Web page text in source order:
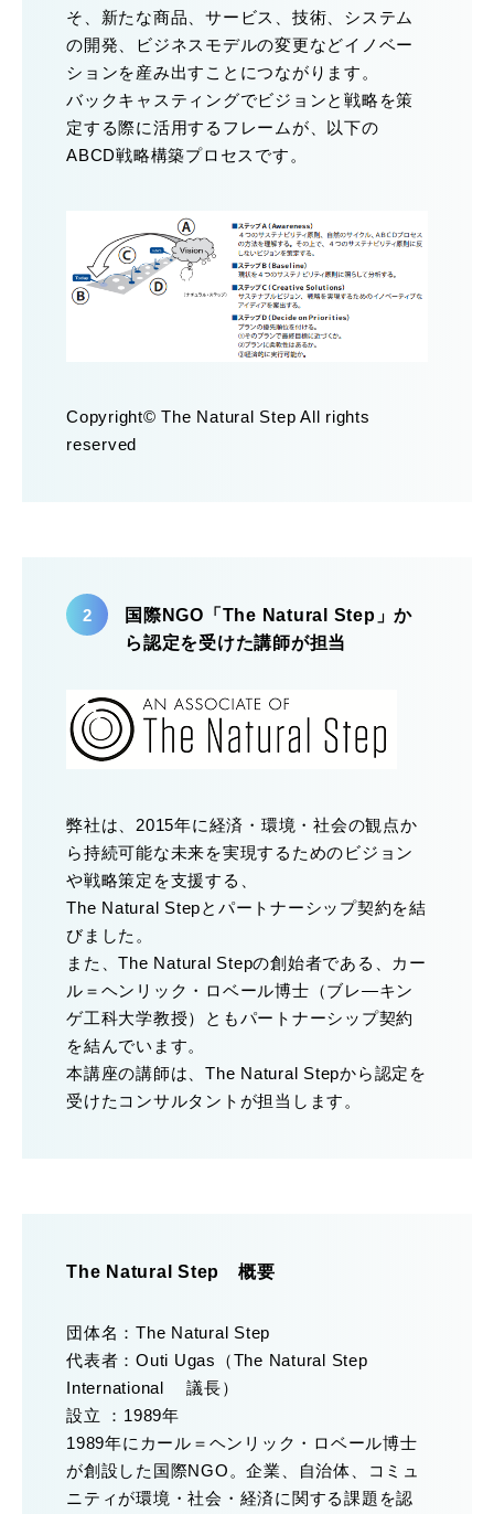
そ、新たな商品、サービス、技術、システム
の開発、ビジネスモデルの変更などイノベー
ションを産み出すことにつながります。
バックキャスティングでビジョンと戦略を策
定する際に活用するフレームが、以下の
ABCD戦略構築プロセスです。
Copyright© The Natural Step All rights
reserved
国際NGO「The Natural Step」か
ら認定を受けた講師が担当
弊社は、2015年に経済・環境・社会の観点か
ら持続可能な未来を実現するためのビジョン
や戦略策定を支援する、
The Natural Stepとパートナーシップ契約を結
びました。
また、The Natural Stepの創始者である、カー
ル＝ヘンリック・ロベール博士（ブレ―キン
ゲ工科大学教授）ともパートナーシップ契約
を結んでいます。
本講座の講師は、The Natural Stepから認定を
受けたコンサルタントが担当します。
The Natural Step 概要
団体名：The Natural Step
代表者：Outi Ugas（The Natural Step
International 議長）
設立 ：1989年
1989年にカール＝ヘンリック・ロベール博士
が創設した国際NGO。企業、自治体、コミュ
ニティが環境・社会・経済に関する課題を認